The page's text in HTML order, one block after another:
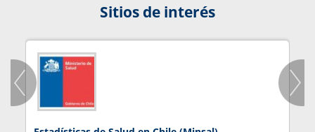
Sitios de interés